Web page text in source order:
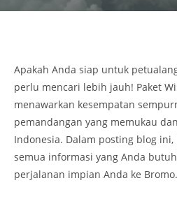
Apakah Anda siap untuk
perlu mencari lebih jauh! Paket
menawarkan kesempatan
pemandangan yang memukau
Indonesia. Dalam posting blog
semua informasi yang Anda
perjalanan impian Anda ke Bromo.